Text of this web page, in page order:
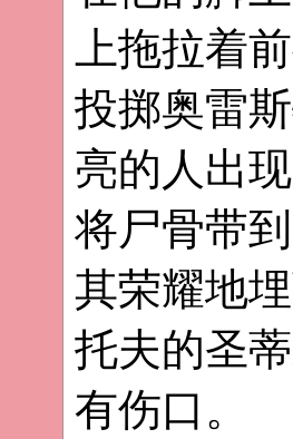
上拖拉着
投掷奥雷
亮的人出
将尸骨带
其荣耀地
托夫的圣
有伤口。